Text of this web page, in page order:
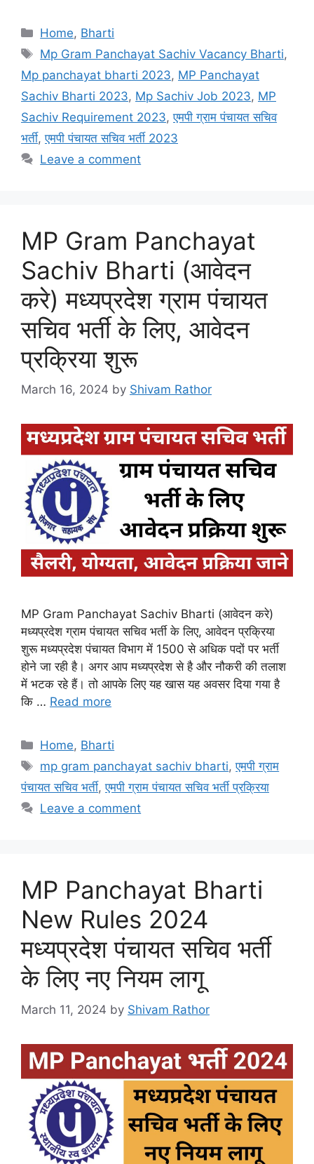
Categories
Home, Bharti
Tags
Mp Gram Panchayat Sachiv Vacancy Bharti,
Mp panchayat bharti 2023, MP Panchayat
Sachiv Bharti 2023, Mp Sachiv Job 2023, MP
Sachiv Requirement 2023,एमपी ग्राम पंचायत सचिव
भर्ती,एमपी पंचायत सचिव भर्ती 2023
Leave a comment
MP Gram Panchayat
Sachiv Bharti (आवेदन
करे) मध्यप्रदेश ग्राम पंचायत
सचिव भर्ती के लिए, आवेदन
प्रक्रिया शुरू
March 16, 2024 by Shivam Rathor
MP Gram Panchayat Sachiv Bharti (आवेदन करे)
मध्यप्रदेश ग्राम पंचायत सचिव भर्ती के लिए, आवेदन प्रक्रिया
शुरू मध्यप्रदेश पंचायत विभाग में 1500 से अधिक पदों पर भर्ती
होने जा रही है। अगर आप मध्यप्रदेश से है और नौकरी की तलाश
में भटक रहे हैं। तो आपके लिए यह खास यह अवसर दिया गया है
कि … Read more
Categories
Home, Bharti
Tags
mp gram panchayat sachiv bharti,एमपी ग्राम
पंचायत सचिव भर्ती,एमपी ग्राम पंचायत सचिव भर्ती प्रक्रिया
Leave a comment
MP Panchayat Bharti
New Rules 2024
मध्यप्रदेश पंचायत सचिव भर्ती
के लिए नए नियम लागू
March 11, 2024 by Shivam Rathor